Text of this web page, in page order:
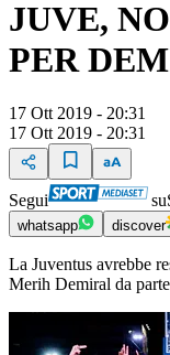
JUVE,
PER
17 Ott 2019 - 20:31
17 Ott 2019 - 20:31
Segui su
whatsapp discover
La Juventus avrebbe
Merih Demiral da